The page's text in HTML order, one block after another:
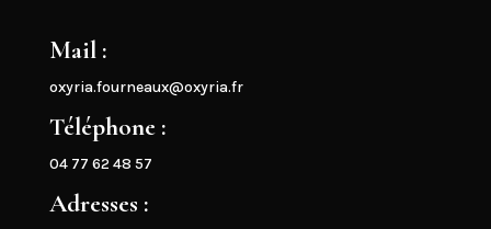
Mail :
oxyria.fourneaux@oxyria.fr
Téléphone :
04 77 62 48 57
Adresses :